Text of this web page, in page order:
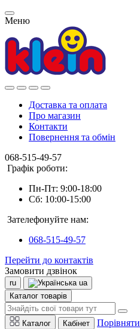
Меню
Доставка та оплата
Про магазин
Контакти
Повернення та обмін
068-515-49-57
Графік роботи:
Пн-Пт: 9:00-18:00
Сб: 10:00-15:00
Зателефонуйте нам:
068-515-49-57
Перейти до контактів
Замовити дзвінок
ru
ua
Каталог товарів
Каталог Кабінет Порівняти